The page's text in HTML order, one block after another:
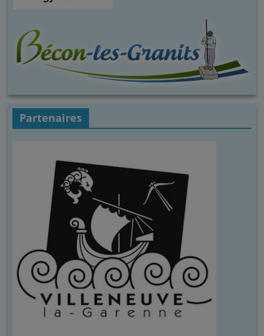
Partenaires